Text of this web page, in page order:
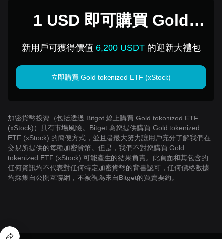
1 USD 即可購買 Gold
tokenized ETF (xStock)
新用戶可獲得價值 6,200 USDT的迎新大禮包
立即購買 Gold tokenized ETF (xStock)
加密貨幣投資（包括透過 Bitget 線上購買 Gold tokenized ETF
(xStock)）具有市場風險。Bitget 為您提供購買 Gold tokenized
ETF (xStock) 的簡便方式，並且盡最大努力讓用戶充分了解我們在
交易所提供的每種加密貨幣。但是，我們不對您購買 Gold
tokenized ETF (xStock) 可能產生的結果負責。此頁面和其包含的
任何資訊均不代表對任何特定加密貨幣的背書認可，任何價格數據
均採集自公開互聯網，不被視為來自Bitget的買賣要約。